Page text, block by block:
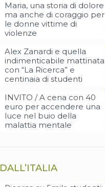
Maria, una storia di dolore
ma anche di coraggio per
le donne vittime di
violenze
Alex Zanardi e quella
indimenticabile mattinata
con “La Ricerca” e
centinaia di studenti
INVITO / A cena con 40
euro per accendere una
luce nel buio della
malattia mentale
DALL’ITALIA